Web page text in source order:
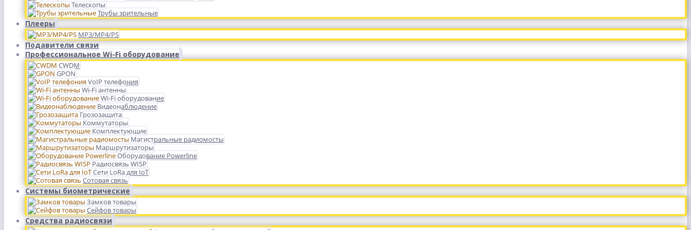
Телескопы
Трубы зрительные
Плееры
MP3/MP4/PS
Подавители связи
Профессиональное Wi-Fi оборудование
CWDM
GPON
VoIP телефония
Wi-Fi антенны
Wi-Fi оборудование
Видеонаблюдение
Грозозащита
Коммутаторы
Комплектующие
Магистральные радиомосты
Маршрутизаторы
Оборудование Powerline
Радиосвязь WISP
Сети LoRa для IoT
Сотовая связь
Системы биометрические
Замков товары
Сейфов товары
Средства радиосвязи